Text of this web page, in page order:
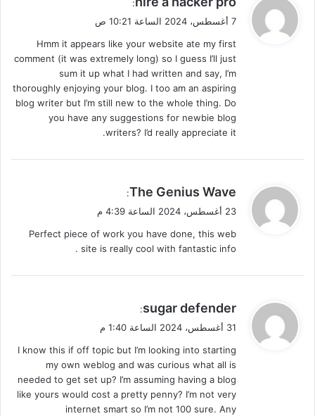
ق
ل
:
7 أغسطس، 2024 الساعة 10:21 ص
Hmm it appears like your website ate my first
comment (it was extremely long) so I guess I’ll just
sum it up what I had written and say, I’m
thoroughly enjoying your blog. I too am an aspiring
blog writer but I’m still new to the whole thing. Do
you have any suggestions for newbie blog
writers? I’d really appreciate it.
ي
ق
ل
The Genius Wave
:
23 أغسطس، 2024 الساعة 4:39 م
Perfect piece of work you have done, this web
site is really cool with fantastic info .
ي
ق
ل
sugar defender
:
31 أغسطس، 2024 الساعة 1:40 م
I know this if off topic but I’m looking into starting
my own weblog and was curious what all is
needed to get set up? I’m assuming having a blog
like yours would cost a pretty penny? I’m not very
internet smart so I’m not 100 sure. Any